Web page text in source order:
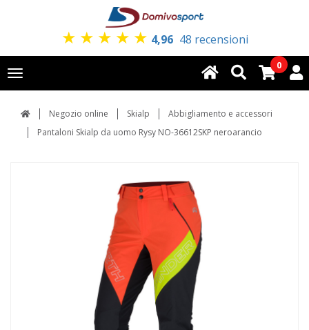
★ ★ ★ ★ ★ 4,96 48 recensioni
Toggle
navigation
0
Negozio online Skialp
Abbigliamento e accessori
Pantaloni Skialp da uomo Rysy NO-36612SKP neroarancio